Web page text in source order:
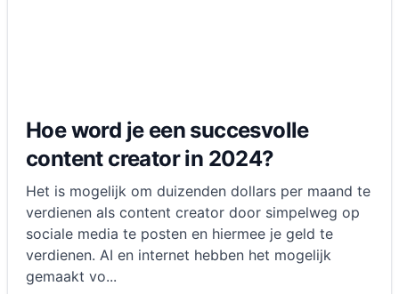
Hoe word je een succesvolle
content creator in 2024?
Het is mogelijk om duizenden dollars per maand te
verdienen als content creator door simpelweg op
sociale media te posten en hiermee je geld te
verdienen. AI en internet hebben het mogelijk
gemaakt vo...